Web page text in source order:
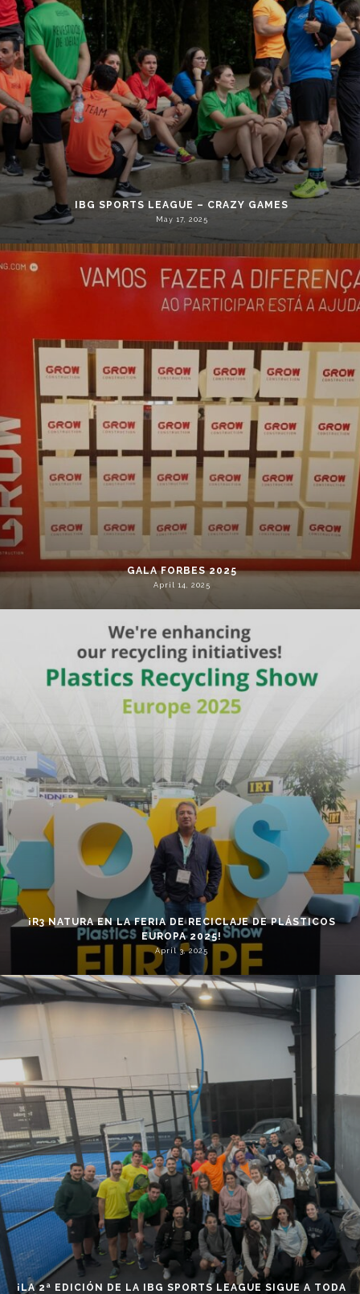
IBG SPORTS LEAGUE – CRAZY GAMES
May 17, 2025
GALA FORBES 2025
April 14, 2025
¡R3 NATURA EN LA FERIA DE RECICLAJE DE PLÁSTICOS
EUROPA 2025!
April 3, 2025
¡LA 2ª EDICIÓN DE LA IBG SPORTS LEAGUE SIGUE A TODA